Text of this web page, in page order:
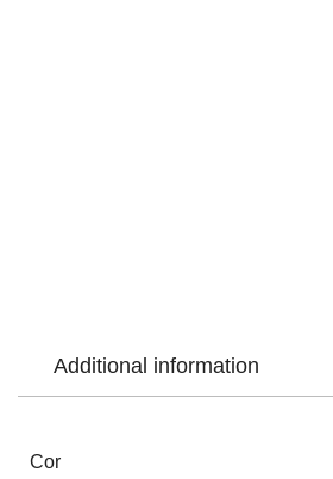
Additional information
Cor